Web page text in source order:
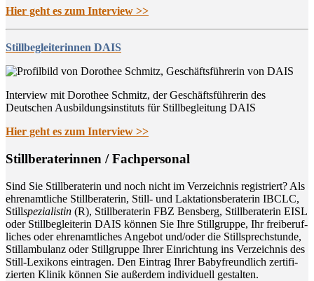
Hier geht es zum Interview >>
Stillbegleiterinnen DAIS
Interview mit Dorothee Schmitz, der Geschäftsführerin des
Deutschen Ausbildungsinstituts für Stillbegleitung DAIS
Hier geht es zum Interview >>
Still­be­ra­te­rin­nen / Fachpersonal
Sind Sie Still­be­ra­te­rin und noch nicht im Ver­zeich­nis regis­triert? Als
ehren­amt­li­che Still­be­ra­te­rin, Still- und Lak­ta­ti­ons­be­ra­te­rin IBCLC,
Stillspe­zia­lis­tin (R), Still­be­ra­te­rin FBZ Bens­berg, Still­be­ra­te­rin EISL
oder Still­be­glei­te­rin DAIS kön­nen Sie Ihre Still­grup­pe, Ihr frei­be­ruf­
li­ches oder ehren­amt­li­ches Ange­bot und/oder die Still­sprech­stun­de,
Still­am­bu­lanz oder Still­grup­pe Ihrer Ein­rich­tung ins Ver­zeich­nis des
Still-Lexi­kons ein­tra­gen. Den Ein­trag Ihrer Baby­freund­lich zer­ti­fi­
zier­ten Kli­nik kön­nen Sie außer­dem indi­vi­du­ell gestalten.